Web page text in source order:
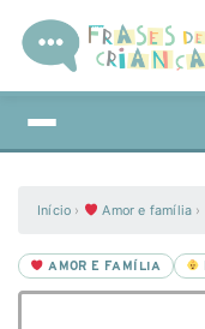
Início › Amor e família ›
AMOR E FAMÍLIA